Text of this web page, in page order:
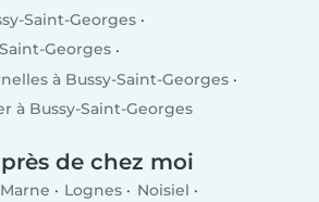
Saint-Georges
Georges
à Bussy-Saint-Georges
à Bussy-Saint-Georges
de chez moi
Lognes
Noisiel